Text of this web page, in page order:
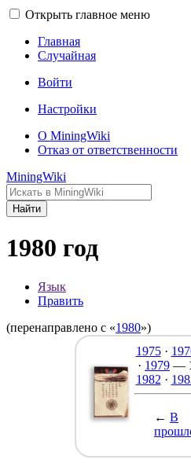
Открыть главное меню
Главная
Случайная
Войти
Настройки
О MiningWiki
Отказ от ответственности
MiningWiki
Найти
1980 год
Язык
Править
(перенаправлено с «1980»)
1975·
· 1979 —
1982 ·
← В